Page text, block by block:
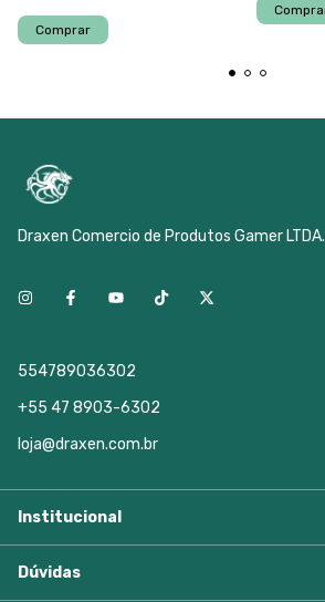
Draxen Comercio de Produtos Gamer LTDA.
554789036302
+55 47 8903-6302
loja@draxen.com.br
Institucional
Dúvidas